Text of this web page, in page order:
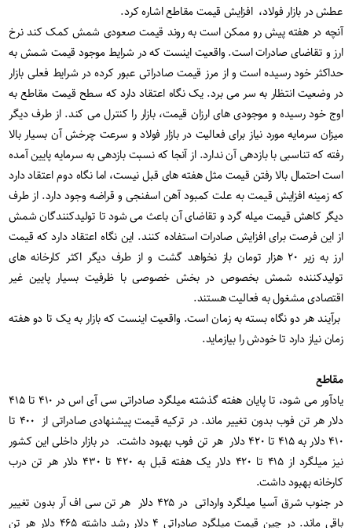
عطش در بازار فولاد، افزایش قیمت مقاطع اشاره کرد.
آنچه در هفته پیش رو ممکن است به روند قیمت صعودی شمش کمک کند نرخ
ارز و تقاضای صادرات است. واقعیت اینست که در شرایط موجود قیمت شمش به
حداکثر خود رسیده است و از مرز قیمت صادراتی عبور کرده در شرایط فعلی بازار
در وضعیت انتظار به سر می برد. یک نگاه اعتقاد دارد که سطح قیمت مقاطع به
اوج خود رسیده و موجودی های ارزان قیمت، بازار را کنترل می کند. از طرف دیگر
میزان سرمایه مورد نیاز برای فعالیت در بازار فولاد و سرعت چرخش آن بسیار بالا
رفته که تناسبی با بازدهی آن ندارد. از آنجا که نسبت بازدهی به سرمایه پایین آمده
است احتمال بالا رفتن قیمت مثل هفته های قبل نیست، اما نگاه دوم اعتقاد دارد
که زمینه افزایش قیمت به علت کمبود آهن اسفنجی و قراضه وجود دارد. از طرف
دیگر کاهش قیمت میله گرد و تقاضای آن باعث می شود تا تولیدکنندگان شمش
از این فرصت برای افزایش صادرات استفاده کنند. این نگاه اعتقاد دارد که قیمت
ارز به زیر ۲۰ هزار تومان باز نخواهد گشت و از طرف دیگر اکثر کارخانه های
تولیدکننده شمش بخصوص در بخش خصوصی با ظرفیت بسیار پایین غیر
اقتصادی مشغول به فعالیت هستند.
برآیند هر دو نگاه بسته به زمان است. واقعیت اینست که بازار به یک تا دو هفته
زمان نیاز دارد تا خودش را بیازماید.
مقاطع
یادآور می شود، تا پایان هفته گذشته میلگرد صادراتی سی آی اس در ۴۱۰ تا ۴۱۵
دلار هر تن فوب بدون تغییر ماند. در ترکیه قیمت پیشنهادی صادراتی از ۴۰۰ تا
۴۱۰ دلار به ۴۱۵ تا ۴۲۰ دلار هر تن فوب بهبود داشت. در بازار داخلی این کشور
نیز میلگرد از ۴۱۵ تا ۴۲۰ دلار یک هفته قبل به ۴۲۰ تا ۴۳۰ دلار هر تن درب
کارخانه بهبود داشت.
در جنوب شرق آسیا میلگرد وارداتی در ۴۲۵ دلار هر تن سی اف آر بدون تغییر
باقی ماند. در چین قیمت میلگرد صادراتی ۴ دلار رشد داشته ۴۶۵ دلار هر تن